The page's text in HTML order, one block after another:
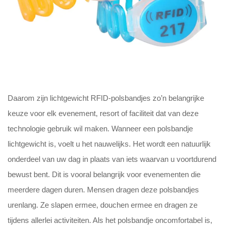
Daarom zijn lichtgewicht RFID-polsbandjes zo’n belangrijke
keuze voor elk evenement, resort of faciliteit dat van deze
technologie gebruik wil maken. Wanneer een polsbandje
lichtgewicht is, voelt u het nauwelijks. Het wordt een natuurlijk
onderdeel van uw dag in plaats van iets waarvan u voortdurend
bewust bent. Dit is vooral belangrijk voor evenementen die
meerdere dagen duren. Mensen dragen deze polsbandjes
urenlang. Ze slapen ermee, douchen ermee en dragen ze
tijdens allerlei activiteiten. Als het polsbandje oncomfortabel is,